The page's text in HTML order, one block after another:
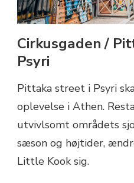
Cirkusgaden /
Psyri
Pittaka street i Psyri
oplevelse i Athen.
utvivlsomt områdets
sæson og højtider,
Little Kook sig.